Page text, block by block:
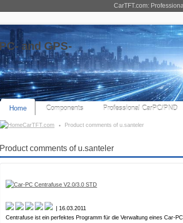
CarTFT.com:
Home Components Professional CarPC/PND
CarTFT.com Product comments of u.santeler
Product comments of u.santeler
| 16.03.2011
Centrafuse ist ein perfektes Programm für die Verwaltung eines Car-